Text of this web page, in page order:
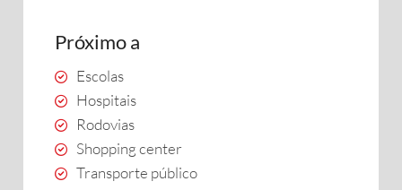
Próximo a
Escolas
Hospitais
Rodovias
Shopping center
Transporte público